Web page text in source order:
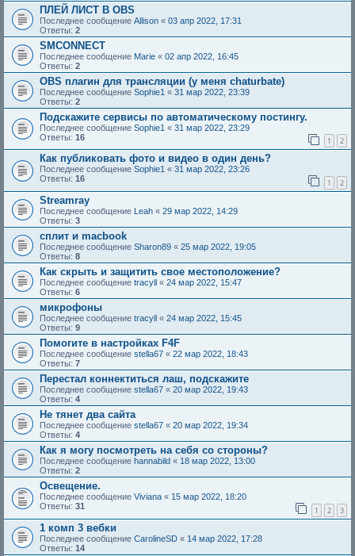
ПЛЕЙ ЛИСТ В OBS
Последнее сообщение Allison « 03 апр 2022, 17:31
Ответы: 2
SMCONNECT
Последнее сообщение Marie « 02 апр 2022, 16:45
Ответы: 2
OBS плагин для трансляции (у меня chaturbate)
Последнее сообщение Sophie1 « 31 мар 2022, 23:39
Ответы: 2
Подскажите сервисы по автоматическому постингу.
Последнее сообщение Sophie1 « 31 мар 2022, 23:29
Ответы: 16 1 2
Как публиковать фото и видео в один день?
Последнее сообщение Sophie1 « 31 мар 2022, 23:26
Ответы: 16 1 2
Streamray
Последнее сообщение Leah « 29 мар 2022, 14:29
Ответы: 3
сплит и macbook
Последнее сообщение Sharon89 « 25 мар 2022, 19:05
Ответы: 8
Как скрыть и защитить свое местоположение?
Последнее сообщение tracyll « 24 мар 2022, 15:47
Ответы: 6
микрофоны
Последнее сообщение tracyll « 24 мар 2022, 15:45
Ответы: 9
Помогите в настройках F4F
Последнее сообщение stella67 « 22 мар 2022, 18:43
Ответы: 7
Перестал коннектиться лаш, подскажите
Последнее сообщение stella67 « 20 мар 2022, 19:43
Ответы: 4
Не тянет два сайта
Последнее сообщение stella67 « 20 мар 2022, 19:34
Ответы: 4
Как я могу посмотреть на себя со стороны?
Последнее сообщение hannabild « 18 мар 2022, 13:00
Ответы: 2
Освещение.
Последнее сообщение Viviana « 15 мар 2022, 18:20
Ответы: 31 1 2 3
1 комп 3 вебки
Последнее сообщение CarolineSD « 14 мар 2022, 17:28
Ответы: 14